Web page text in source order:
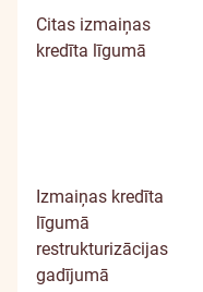
Citas izmaiņas
kredīta līgumā
Izmaiņas kredīta
līgumā
restrukturizācijas
gadījumā